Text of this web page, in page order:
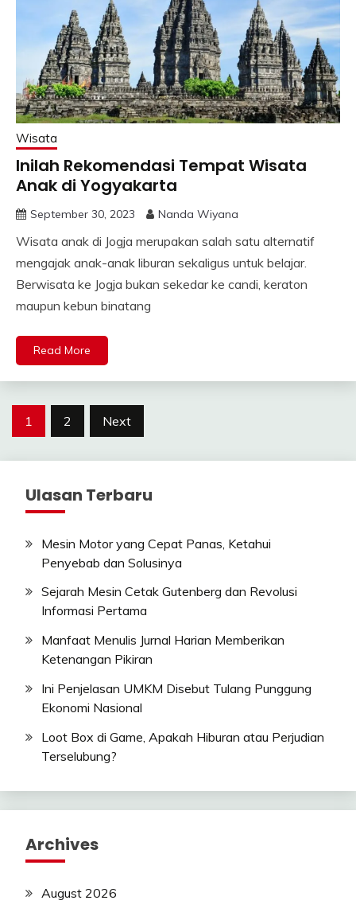
Wisata
Inilah Rekomendasi Tempat Wisata
Anak di Yogyakarta
September 30, 2023 Nanda Wiyana
Wisata anak di Jogja merupakan salah satu alternatif
mengajak anak-anak liburan sekaligus untuk belajar.
Berwisata ke Jogja bukan sekedar ke candi, keraton
maupun kebun binatang
Read More
Posts
1 2 Next
Ulasan Terbaru
Mesin Motor yang Cepat Panas, Ketahui
Penyebab dan Solusinya
Sejarah Mesin Cetak Gutenberg dan Revolusi
Informasi Pertama
Manfaat Menulis Jurnal Harian Memberikan
Ketenangan Pikiran
Ini Penjelasan UMKM Disebut Tulang Punggung
Ekonomi Nasional
Loot Box di Game, Apakah Hiburan atau Perjudian
Terselubung?
Archives
August 2026